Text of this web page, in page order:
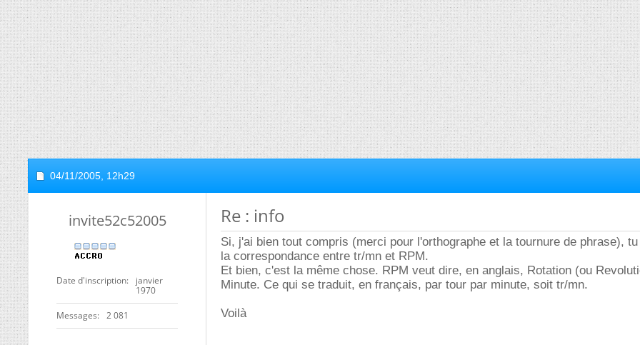
04/11/2005, 12h29
invite52c52005
Date d'inscription
janvier
1970
Messages 2 081
Re : info
Si, j'ai bien tout compris (merci pour l'orthographe et la tournure de phrase),
la correspondance entre tr/mn et RPM.
Et bien, c'est la même chose. RPM veut dire, en anglais, Rotation (ou
Minute. Ce qui se traduit, en français, par tour par minute, soit tr/mn.
Voilà